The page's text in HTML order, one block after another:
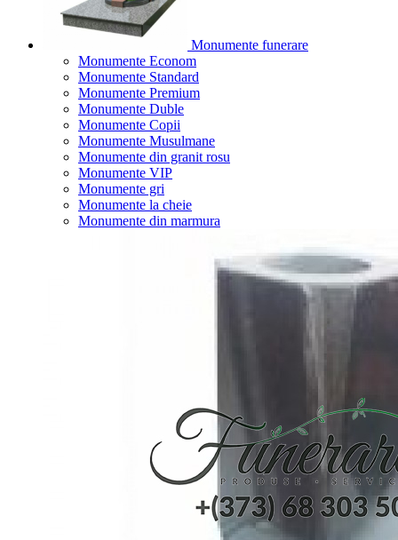
Monumente funerare
Monumente Econom
Monumente Standard
Monumente Premium
Monumente Duble
Monumente Copii
Monumente Musulmane
Monumente din granit rosu
Monumente VIP
Monumente gri
Monumente la cheie
Monumente din marmura